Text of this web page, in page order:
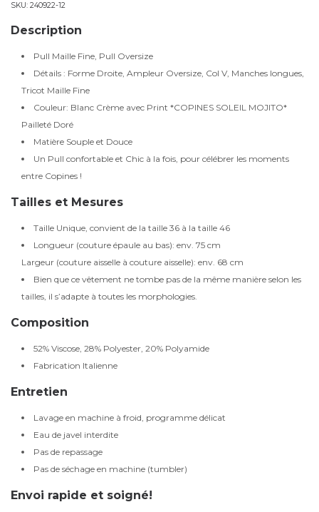
SKU: 240922-12
Description
Pull Maille Fine, Pull Oversize
Détails : Forme Droite, Ampleur Oversize, Col V, Manches longues,
Tricot Maille Fine
Couleur: Blanc Crème avec Print *COPINES SOLEIL MOJITO*
Pailleté Doré
Matière Souple et Douce
Un Pull confortable et Chic à la fois, pour célébrer les moments
entre Copines !
Tailles et Mesures
Taille Unique, convient de la taille 36 à la taille 46
Longueur (couture épaule au bas): env. 75 cm
Largeur (couture aisselle à couture aisselle): env. 68 cm
Bien que ce vêtement ne tombe pas de la même manière selon les
tailles, il s’adapte à toutes les morphologies.
Composition
52% Viscose, 28% Polyester, 20% Polyamide
Fabrication Italienne
Entretien
Lavage en machine à froid, programme délicat
Eau de javel interdite
Pas de repassage
Pas de séchage en machine (tumbler)
Envoi rapide et soigné!